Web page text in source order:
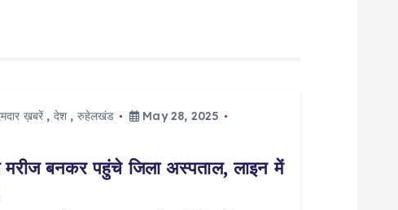
ख़बरें , देश , रुहेलखंड
May 28, 2025
बनकर पहुंचे जिला अस्पताल, लाइन में